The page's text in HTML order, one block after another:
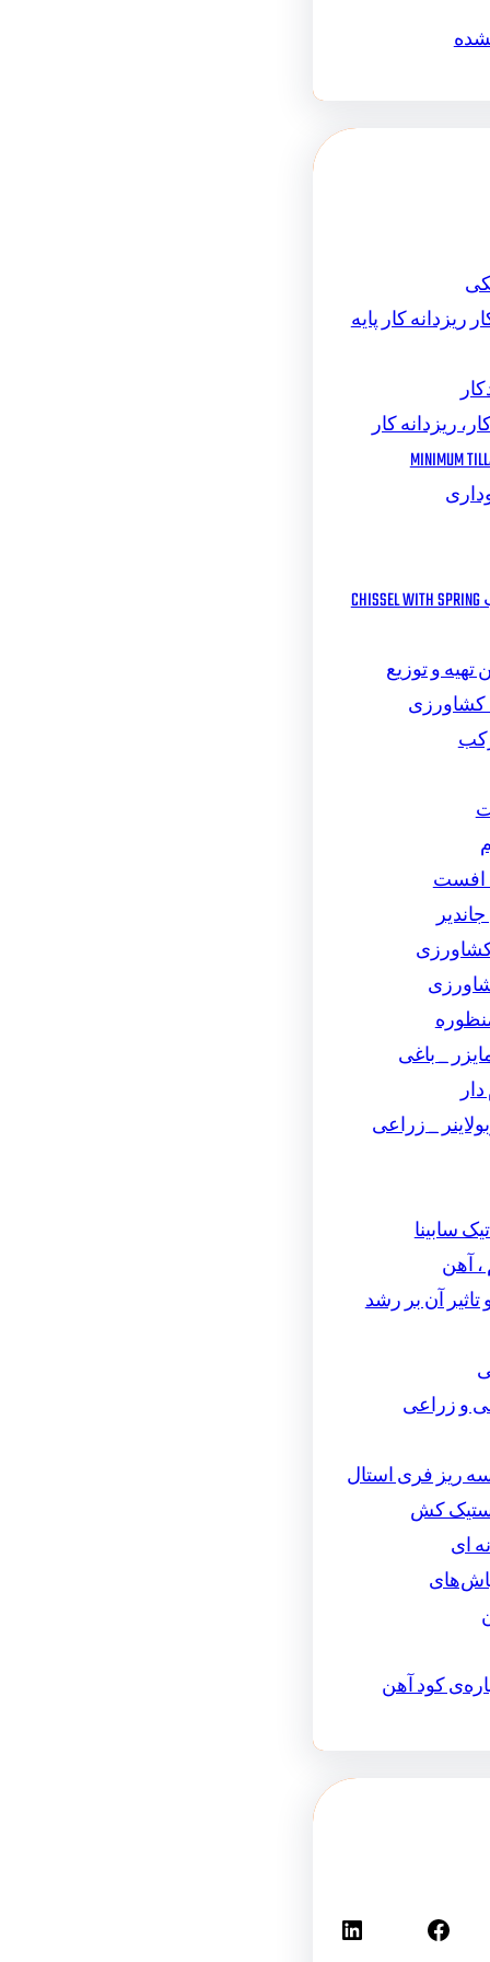
ریزدانه کار پایه
ریزدانه کار
MINIMUM
چیزل مرکب CHISSEL WITH SPRING
و توزیع
کشاورزی
افست
_ باغی
_ زراعی
سابینا
، آهن
آن بر رشد
و زراعی
ریز فری استال
کش
ای
کود آهن